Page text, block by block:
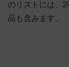
のリストには、
品も含みます。